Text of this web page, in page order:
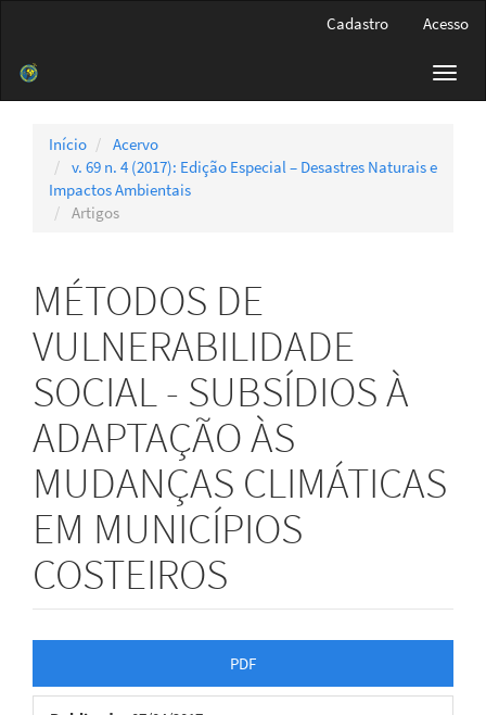
Barra
Cadastro Acesso
Início
Acervo
v. 69 n. 4 (2017): Edição Especial – Desastres Naturais e
Impactos Ambientais
Artigos
MÉTODOS DE
VULNERABILIDADE
SOCIAL - SUBSÍDIOS À
ADAPTAÇÃO ÀS
MUDANÇAS CLIMÁTICAS
EM MUNICÍPIOS
COSTEIROS
lateral
PDF